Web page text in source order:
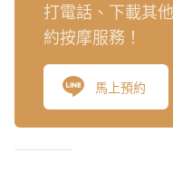
打電話、下載其
約按摩服務！
馬上預約